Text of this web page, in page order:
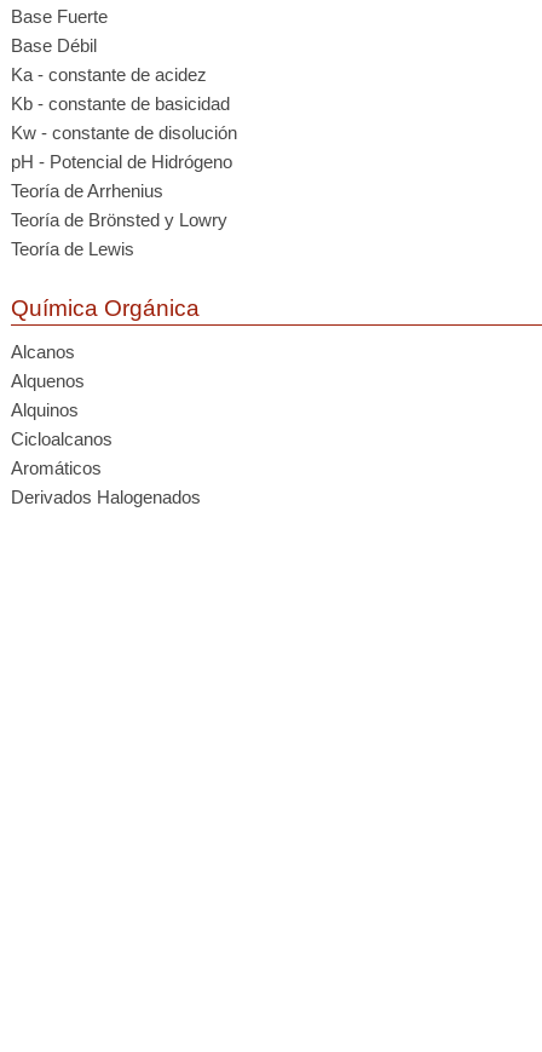
Base Fuerte
Base Débil
Ka - constante de acidez
Kb - constante de basicidad
Kw - constante de disolución
pH - Potencial de Hidrógeno
Teoría de Arrhenius
Teoría de Brönsted y Lowry
Teoría de Lewis
Química Orgánica
Alcanos
Alquenos
Alquinos
Cicloalcanos
Aromáticos
Derivados Halogenados